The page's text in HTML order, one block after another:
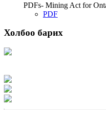
PDFs- Mining Act for
PDF
Холбоо барих